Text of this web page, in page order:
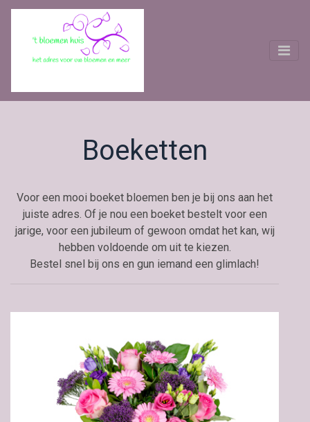
Boeketten
Voor een mooi boeket bloemen ben je bij ons aan het
juiste adres. Of je nou een boeket bestelt voor een
jarige, voor een jubileum of gewoon omdat het kan, wij
hebben voldoende om uit te kiezen.
Bestel snel bij ons en gun iemand een glimlach!